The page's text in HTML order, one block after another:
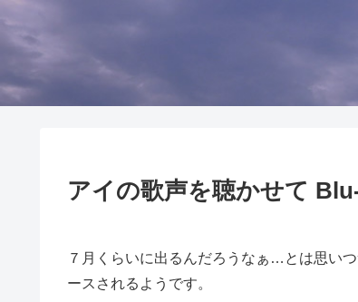
アイの歌声を聴かせて
７月くらいに出るんだろうなぁ…とは思い
ースされるようです。